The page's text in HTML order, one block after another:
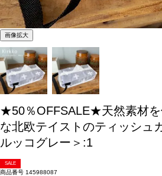
画像拡大
★50％OFFSALE★天然素材を
な北欧テイストのティッシュ
ルッコグレー＞:1
SALE
商品番号 145988087